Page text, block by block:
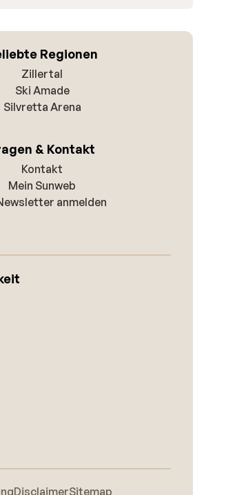
Regionen
Zillertal
Ski Amade
Silvretta Arena
& Kontakt
Kontakt
Mein Sunweb
anmelden
DisclaimerSitemap